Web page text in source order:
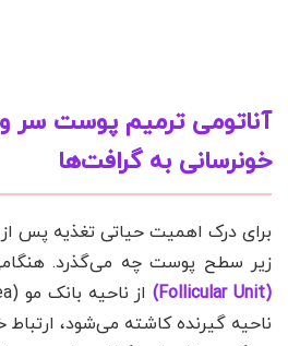
آناتومی ترمیم پوست سر
خونرسانی به گرافت‌ها
برای درک اهمیت حیاتی تغذیه پس از
زیر سطح پوست چه می‌گذرد.
(Follicular Unit)
ناحیه گیرنده کاشته می‌شود،